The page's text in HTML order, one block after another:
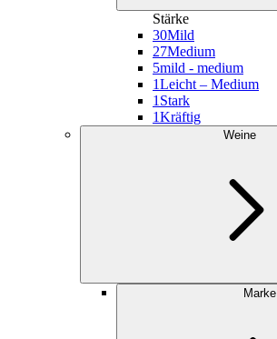
Stärke
30Mild
27Medium
5mild - medium
1Leicht – Medium
1 Stark
1Kräftig
Weine
Marke